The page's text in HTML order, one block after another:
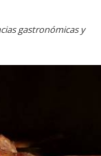
gastronómicas y